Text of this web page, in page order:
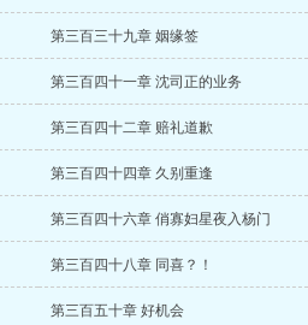
第三百三十九章 姻缘签
第三百四十一章 沈司正的业务
第三百四十二章 赔礼道歉
第三百四十四章 久别重逢
第三百四十六章 俏寡妇星夜入杨门
第三百四十八章 同喜？！
第三百五十章 好机会